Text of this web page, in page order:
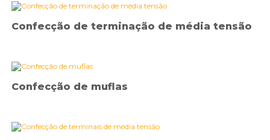
Confecção de terminação de média tensão
Confecção de muflas